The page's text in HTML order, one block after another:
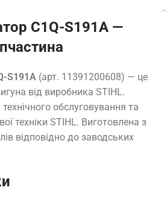
C1Q-S191А —
S191А (арт. 11391200608) — це
від виробника STIHL.
обслуговування та
техніки STIHL. Виготовлена з
відповідно до заводських